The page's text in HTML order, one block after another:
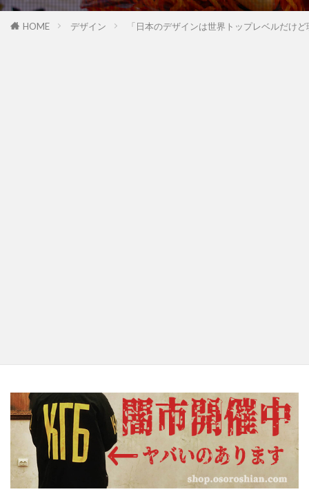
HOME デザイン 「日本のデザインは世界トップレベルだけ